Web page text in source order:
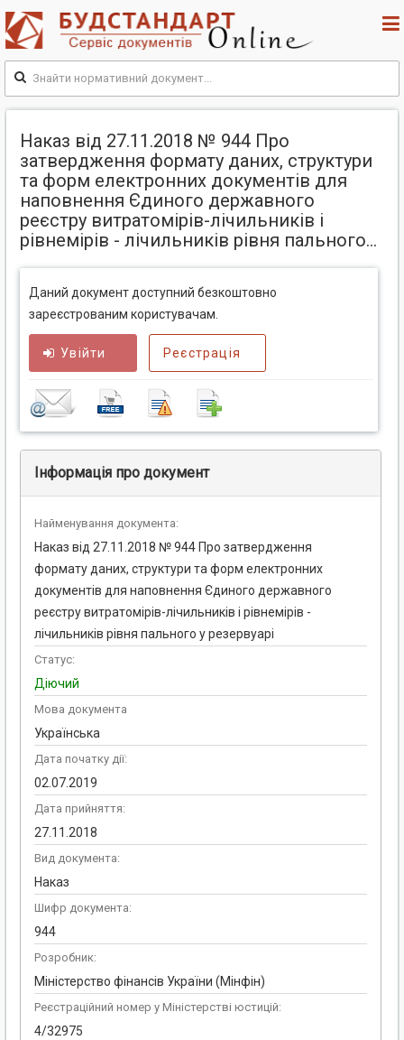
Наказ від 27.11.2018 № 944 Про
затвердження формату даних, структури
та форм електронних документів для
наповнення Єдиного державного
реєстру витратомірів-лічильників і
рівнемірів - лічильників рівня пального...
Даний документ доступний безкоштовно
зареєстрованим користувачам.
Увійти Реєстрація
Інформація про документ
Найменування документа:
Наказ від 27.11.2018 № 944 Про затвердження
формату даних, структури та форм електронних
документів для наповнення Єдиного державного
реєстру витратомірів-лічильників і рівнемірів -
лічильників рівня пального у резервуарі
Статус:
Діючий
Мова документа
Українська
Дата початку дії:
02.07.2019
Дата прийняття:
27.11.2018
Вид документа:
Наказ
Шифр документа:
944
Розробник:
Міністерство фінансів України (Мінфін)
Реєстраційний номер у Міністерстві юстицій:
4/32975